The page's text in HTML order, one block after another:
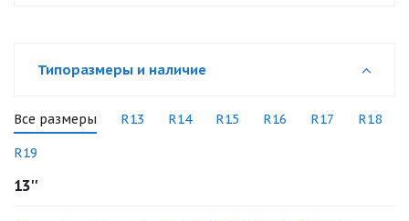
Типоразмеры и наличие
Все размеры R13 R14 R15 R16 R17 R18
R19
13''